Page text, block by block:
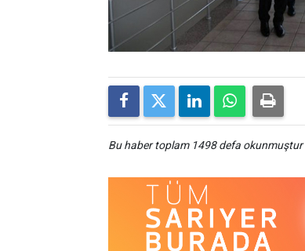
Bu haber toplam 1498 defa okunmuştur